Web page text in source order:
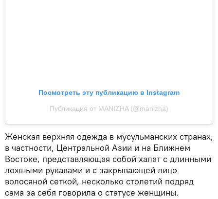
Посмотреть эту публикацию в Instagram
Публикация от MANIZHA (@manizha)
Женская верхняя одежда в мусульманских странах,
в частности, Центральной Азии и на Ближнем
Востоке, представляющая собой халат с длинными
ложными рукавами и с закрывающей лицо
волосяной сеткой, несколько столетий подряд
сама за себя говорила о статусе женщины.